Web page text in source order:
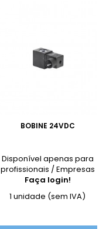
BOBINE 24VDC
Disponível apenas para
profissionais / Empresas
Faça login!
1 unidade (sem IVA)